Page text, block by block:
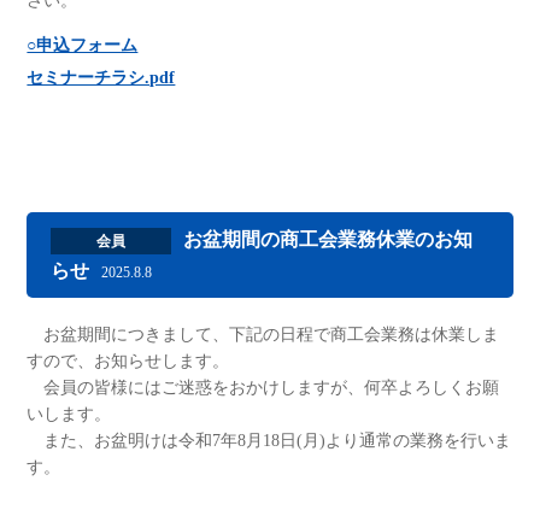
○申込フォーム
セミナーチラシ.pdf
会員
お盆期間の商工会業務休業のお知
らせ
2025.8.8
お盆期間につきまして、下記の日程で商工会業務は休業しま
すので、お知らせします。
会員の皆様にはご迷惑をおかけしますが、何卒よろしくお願
いします。
また、お盆明けは令和7年8月18日(月)より通常の業務を行いま
す。